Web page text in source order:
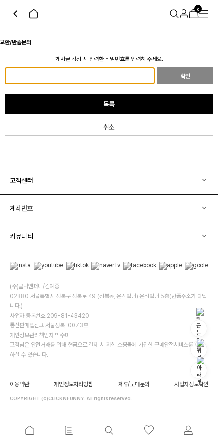
0
교환/반품문의
게시글 작성 시 입력한 비밀번호를 입력해 주세요.
확인
목록
취소
고객센터
계좌번호
커뮤니티
(주)클릭앤퍼니/김예중
02880 서울특별시 성북구 성북로 49 (성북동, 운석빌딩) 운석빌딩 5층(반품주소가 아닙
니다.)
사업자 등록번호 209-81-43420
통신판매업신고 서울성북-0073호
개인정보관리책임자 박수미
고객님은 안전거래를 위해 현금으로 결제 시 저희 소핑몰에 가입한 구매안전서비스를 이용
하실 수 있습니다.
이용약관 개인정보처리방침 제휴/도매문의 사업자정보확인
COPYRIGHT (c)CLICKNFUNNY. All rights reserved.